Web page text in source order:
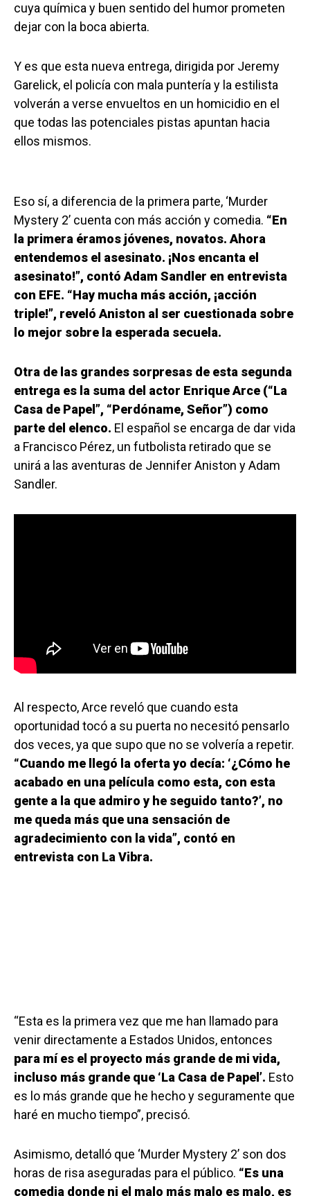
cuya química y buen sentido del humor prometen
dejar con la boca abierta.
Y es que esta nueva entrega, dirigida por Jeremy
Garelick, el policía con mala puntería y la estilista
volverán a verse envueltos en un homicidio en el
que todas las potenciales pistas apuntan hacia
ellos mismos.
Eso sí, a diferencia de la primera parte, ‘Murder
Mystery 2’ cuenta con más acción y comedia. “En
la primera éramos jóvenes, novatos. Ahora
entendemos el asesinato. ¡Nos encanta el
asesinato!”, contó Adam Sandler en entrevista
con EFE. “Hay mucha más acción, ¡acción
triple!”, reveló Aniston al ser cuestionada sobre
lo mejor sobre la esperada secuela.
Otra de las grandes sorpresas de esta segunda
entrega es la suma del actor Enrique Arce (“La
Casa de Papel”, “Perdóname, Señor”) como
parte del elenco. El español se encarga de dar vida
a Francisco Pérez, un futbolista retirado que se
unirá a las aventuras de Jennifer Aniston y Adam
Sandler.
Al respecto, Arce reveló que cuando esta
oportunidad tocó a su puerta no necesitó pensarlo
dos veces, ya que supo que no se volvería a repetir.
“Cuando me llegó la oferta yo decía: ‘¿Cómo he
acabado en una película como esta, con esta
gente a la que admiro y he seguido tanto?’, no
me queda más que una sensación de
agradecimiento con la vida”, contó en
entrevista con La Vibra.
“Esta es la primera vez que me han llamado para
venir directamente a Estados Unidos, entonces
para mí es el proyecto más grande de mi vida,
incluso más grande que ‘La Casa de Papel’. Esto
es lo más grande que he hecho y seguramente que
haré en mucho tiempo”, precisó.
Asimismo, detalló que ‘Murder Mystery 2’ son dos
horas de risa aseguradas para el público. “Es una
comedia donde ni el malo más malo es malo, es